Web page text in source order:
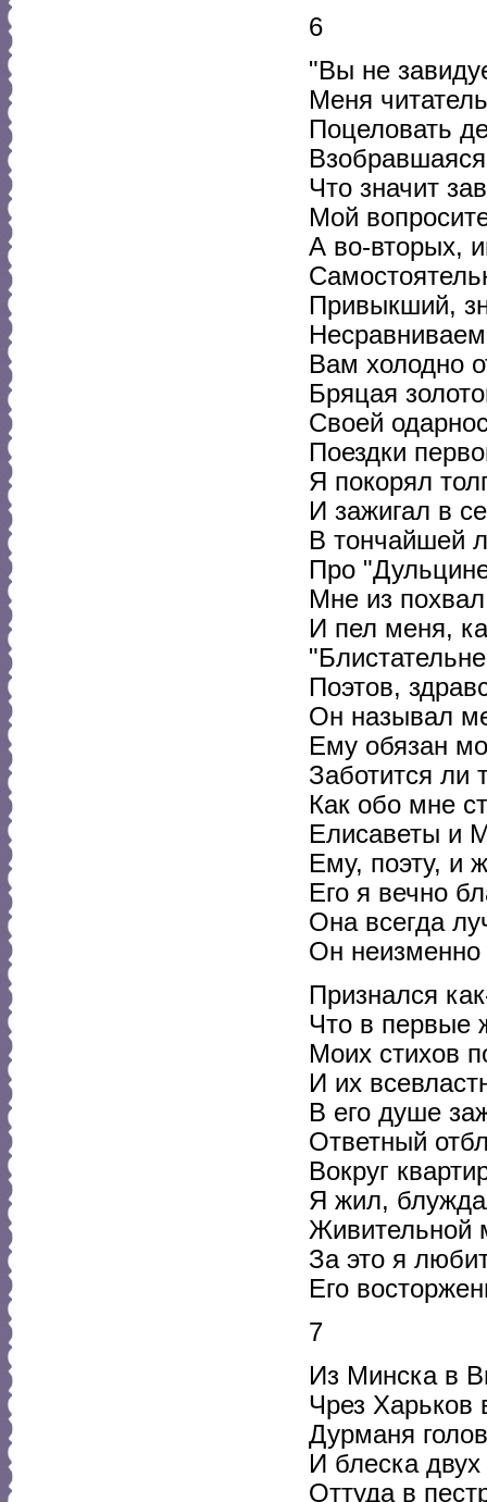
6
"Вы не
Меня
Поцеловать
Что значит
Мой
А во-вторых,
Привыкший,
Вам холодно
Бряцая
Своей
Поездки
Я покорял
И зажигал в
В тончайшей
Про
Мне из
И пел меня,
Поэтов,
Он называл
Ему обязан
Заботится ли
Как обо мне
Елисаветы и
Ему, поэту, и
Его я вечно
Она всегда
Он неизменно
Признался
Что в первые
Моих стихов
И их
В его душе
Ответный
Вокруг
Я жил,
Живительной
За это я
Его
7
Из Минска в
Чрез Харьков
Дурманя
И блеска
Оттуда в